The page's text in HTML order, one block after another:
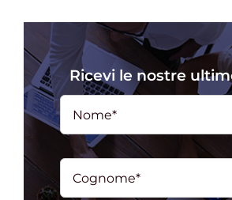
Gestione d’impresa
News
Contatti
Ricevi le nostre